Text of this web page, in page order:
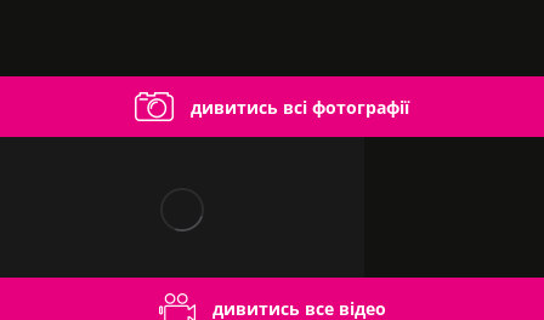
дивитись всі фотографії
дивитись все відео